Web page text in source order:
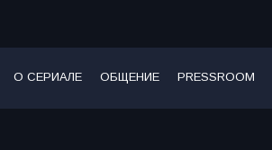
О СЕРИАЛЕ ОБЩЕНИЕ PRESSROOM